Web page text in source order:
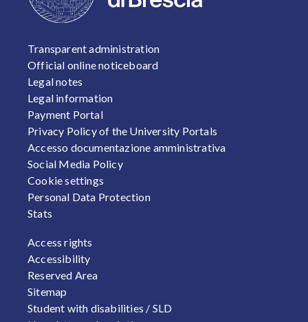
FOOTER 1
Transparent administration
Official online noticeboard
Legal notes
Legal information
Payment Portal
Privacy Policy of the University Portals
Accesso documentazione amministrativa
Social Media Policy
Cookie settings
Personal Data Protection
Stats
FOOTER 2
Access rights
Accessibility
Reserved Area
Sitemap
Student with disabilities / SLD